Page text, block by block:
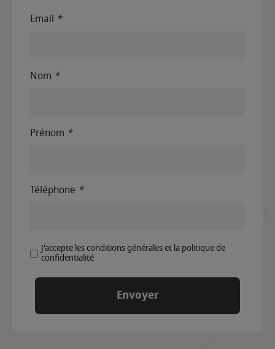
Email *
Nom *
Prénom *
Téléphone *
J'accepte les conditions générales et la politique de
confidentialité